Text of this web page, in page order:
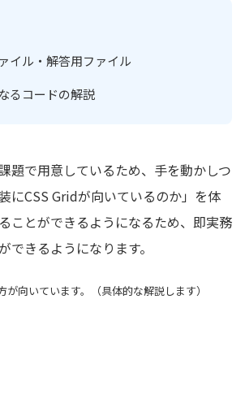
イル・解答用ファイル
るコードの解説
題で用意しているため、手を動かしつ
にCSS Gridが向いているのか」を体
ことができるようになるため、即実務
できるようになります。
向いています。（具体的な解説します）